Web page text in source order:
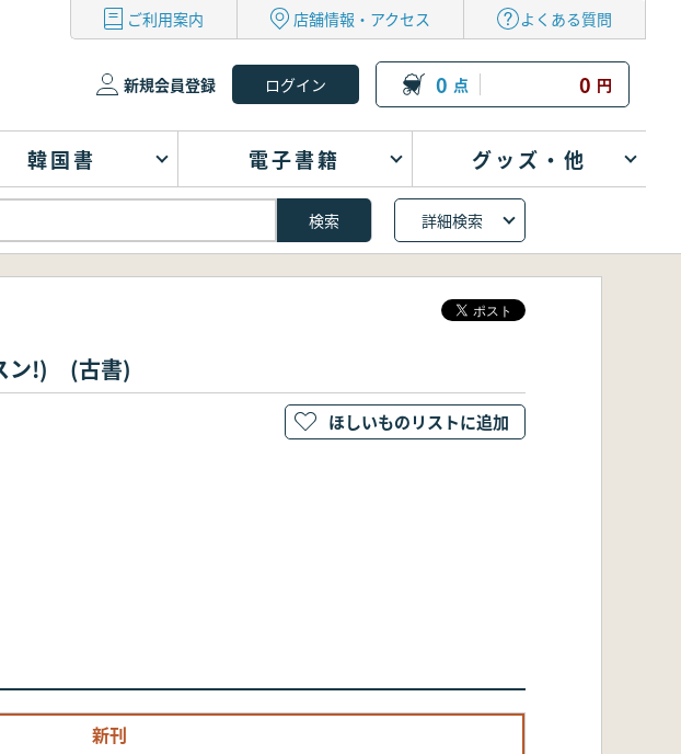
ご利用案内 店舗情報・アクセス よくある質問
新規会員登録 0 点 0 円
韓国書 電子書籍 グッズ・他
詳細検索
ン!) (古書)
新刊
ほしいものリストに追加